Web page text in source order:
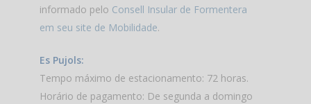
informado pelo Consell Insular de Formentera
em seu site de Mobilidade.
Es Pujols:
Tempo máximo de estacionamento: 72 horas.
Horário de pagamento: De segunda a domingo